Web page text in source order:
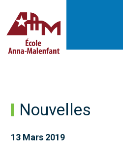
Nouvelles
13 Mars 2019